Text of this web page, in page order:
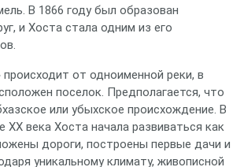
В 1866 году был образован
и Хоста стала одним из его
происходит от одноименной реки, в
поселок. Предполагается, что
или убыхское происхождение. В
XX века Хоста начала развиваться как
дороги, построены первые дачи и
уникальному климату, живописной